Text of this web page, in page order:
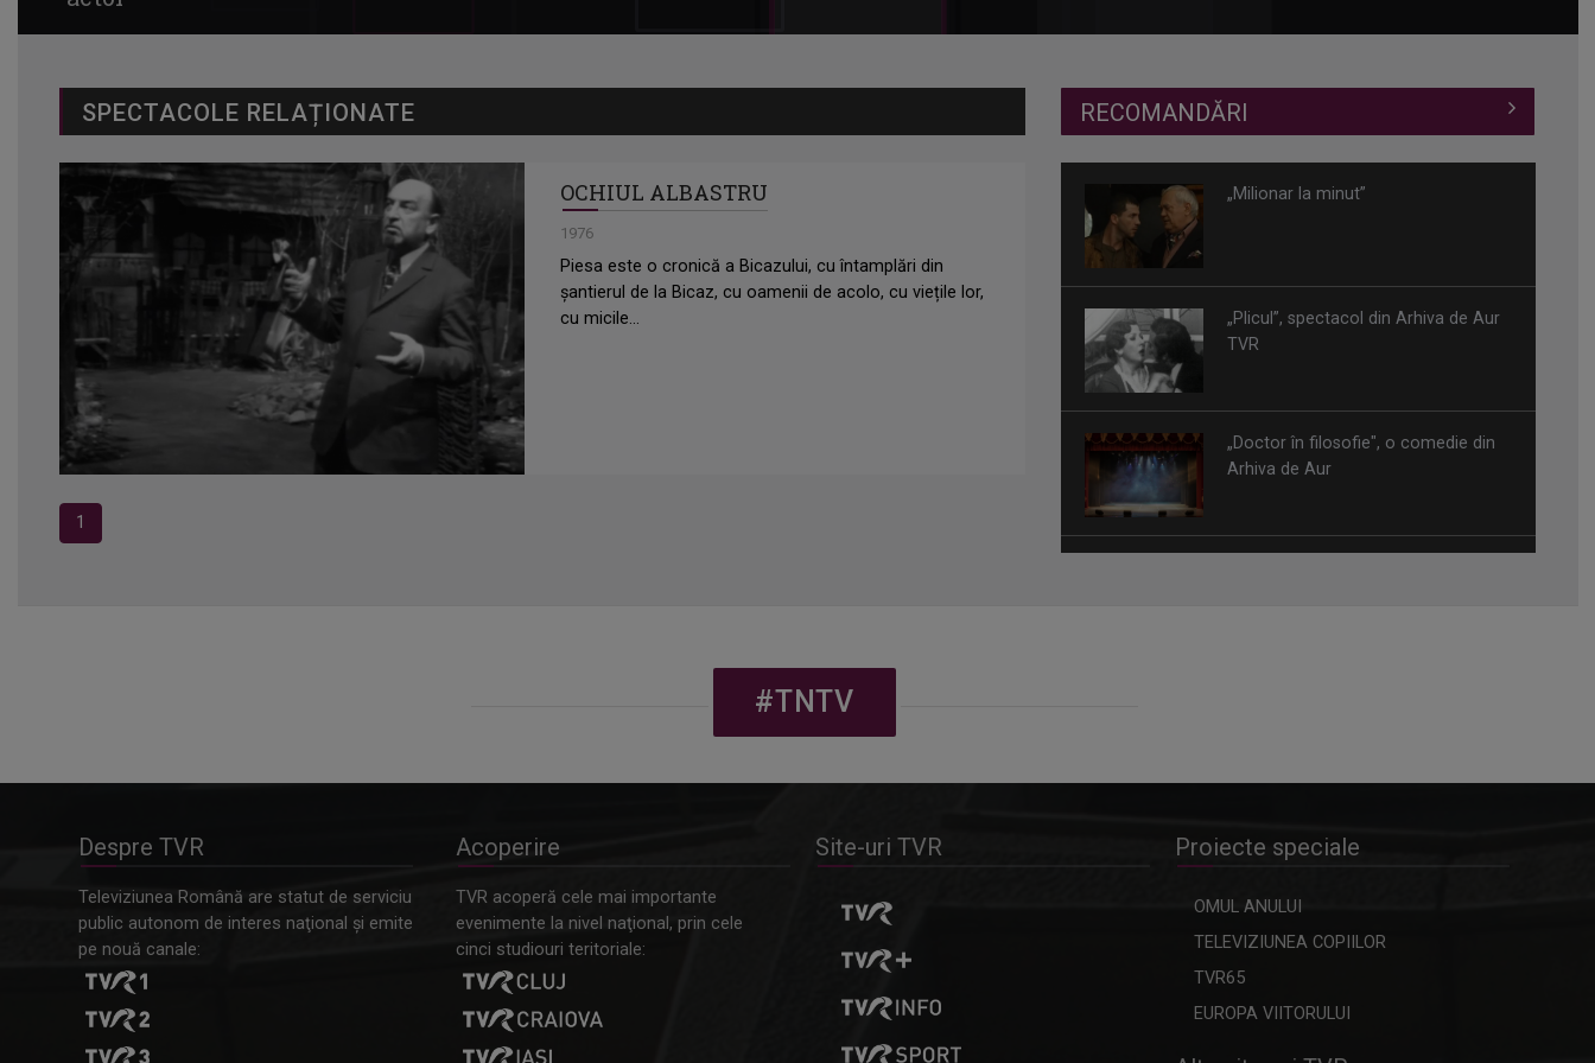
SPECTACOLE RELAȚIONATE
OCHIUL ALBASTRU
1976
Piesa este o cronică a Bicazului, cu întamplări din
șantierul de la Bicaz, cu oamenii de acolo, cu viețile lor,
cu micile...
1
RECOMANDĂRI
„Milionar la minut”
„Plicul”, spectacol din Arhiva de Aur
TVR
„Doctor în filosofie", o comedie din
Arhiva de Aur
#TNTV
Despre TVR
public autonom de interes naţional şi emite
pe nouă canale:
Acoperire
evenimente la nivel naţional, prin cele
cinci studiouri teritoriale:
Site-uri TVR Proiecte speciale
Alte site-uri TVR